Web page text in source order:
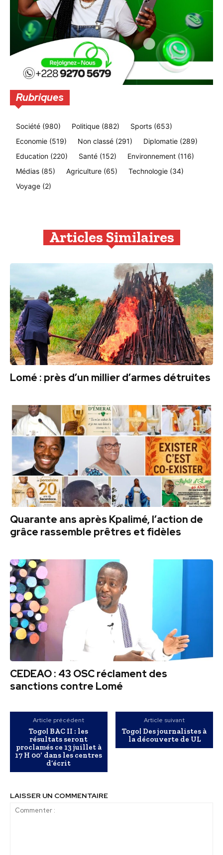
Rubriques
Société (980) Politique (882) Sports (653)
Economie (519) Non classé (291) Diplomatie (289)
Education (220) Santé (152) Environnement (116)
Médias (85) Agriculture (65) Technologie (34)
Voyage (2)
Articles Similaires
Lomé : près d’un millier d’armes détruites
Quarante ans après Kpalimé, l’action de
grâce rassemble prêtres et fidèles
CEDEAO : 43 OSC réclament des
sanctions contre Lomé
Article précédent
Togo| BAC II : les
résultats seront
proclamés ce 13 juillet à
17 H 00′ dans les centres
d’écrit
Article suivant
Togo| Des journalistes à
la découverte de UL
LAISSER UN COMMENTAIRE